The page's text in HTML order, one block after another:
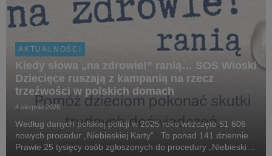
AKTUALNOŚCI
Kiedy słowa „na zdrowie!” ranią… SOS Wioski
Dziecięce ruszają z kampanią na rzecz
trzeźwości w polskich domach
4 sierpnia 2026
Według danych polskiej policji w 2025 roku wszczęto 51 606
nowych procedur „Niebieskiej Karty”. To ponad 141 dziennie.
Prawie 25 tysięcy osób zgłoszonych do procedury „Niebieskiej